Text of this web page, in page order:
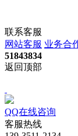
联系客服
网站客服 业务合
51843834
返回顶部
QQ在线咨询
客服热线